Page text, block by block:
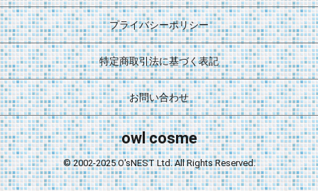
プライバシーポリシー
特定商取引法に基づく表記
お問い合わせ
owl cosme
© 2002-2025 O'sNEST Ltd. All Rights Reserved.